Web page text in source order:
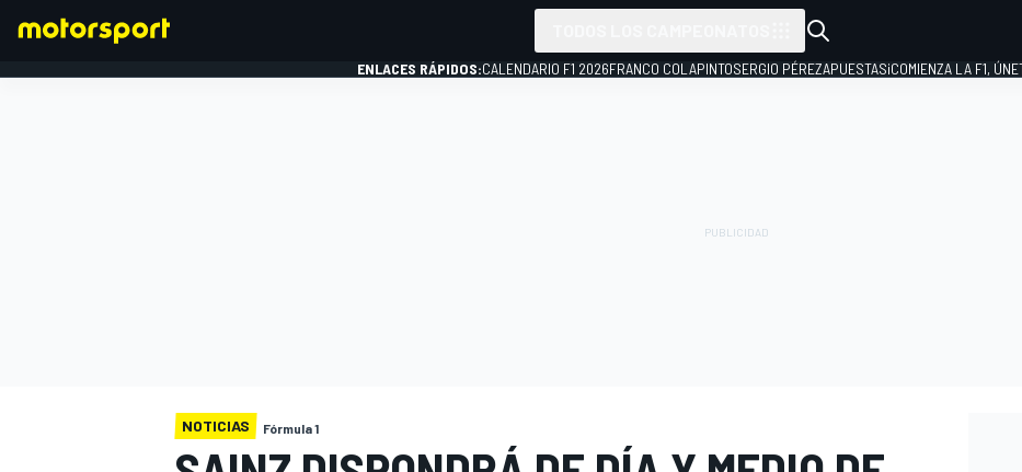
ENLACES RÁPIDOS:CALENDARIO F1 2026FRANCO COLAPINTOSERGIO PÉREZAPUESTAS¡COMIENZA LA F1,
NOTICIAS Fórmula 1